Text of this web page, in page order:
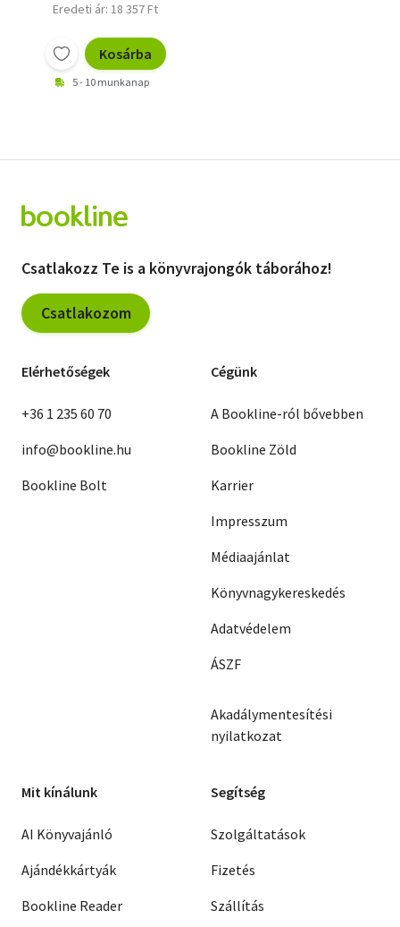
Eredeti ár: 18 357 Ft
Kosárba
5 - 10 munkanap
Csatlakozz Te is a könyvrajongók táborához!
Csatlakozom
Elérhetőségek
+36 1 235 60 70
info@bookline.hu
Bookline Bolt
Cégünk
A Bookline-ról bővebben
Bookline Zöld
Karrier
Impresszum
Médiaajánlat
Könyvnagykereskedés
Adatvédelem
ÁSZF
Akadálymentesítési
nyilatkozat
Mit kínálunk
AI Könyvajánló
Ajándékkártyák
Bookline Reader
Segítség
Szolgáltatások
Fizetés
Szállítás